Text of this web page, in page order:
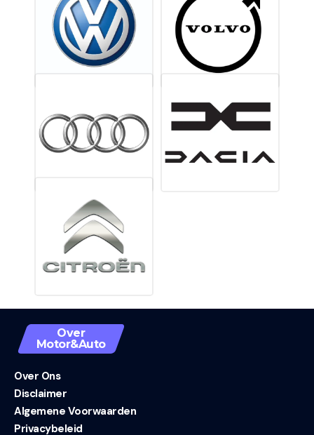
Over
Motor&Auto
Over Ons
Disclaimer
Algemene Voorwaarden
Privacybeleid